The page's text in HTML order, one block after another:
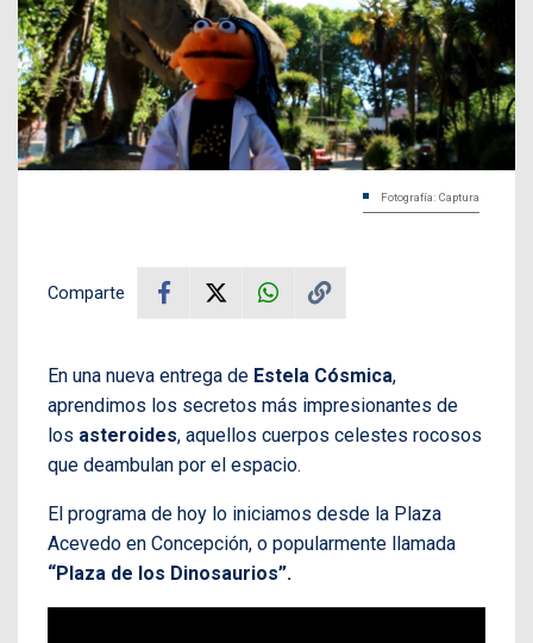
Fotografía: Captura
Comparte
En una nueva entrega de Estela Cósmica,
aprendimos los secretos más impresionantes de
los asteroides, aquellos cuerpos celestes rocosos
que deambulan por el espacio.
El programa de hoy lo iniciamos desde la Plaza
Acevedo en Concepción, o popularmente llamada
“Plaza de los Dinosaurios”.